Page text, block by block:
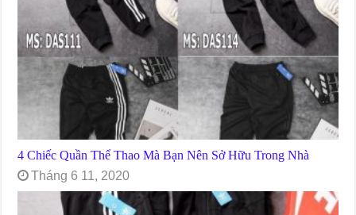
4 Chiếc Quần Thể Thao Mà Bạn Nên Sở Hữu Trong Nhà
Tháng 6 11, 2020